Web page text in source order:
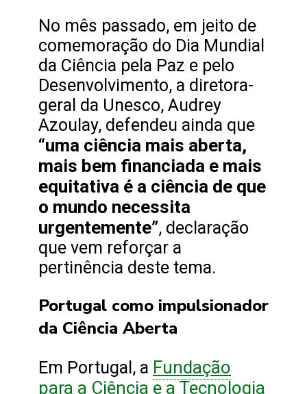
No mês passado, em jeito de
comemoração do Dia Mundial
da Ciência pela Paz e pelo
Desenvolvimento, a diretora-
geral da Unesco, Audrey
Azoulay, defendeu ainda que
“uma ciência mais aberta,
mais bem financiada e mais
equitativa é a ciência de que
o mundo necessita
urgentemente”, declaração
que vem reforçar a
pertinência deste tema.
Portugal como impulsionador
da Ciência Aberta
Em Portugal, a Fundação
para a Ciência e a Tecnologia